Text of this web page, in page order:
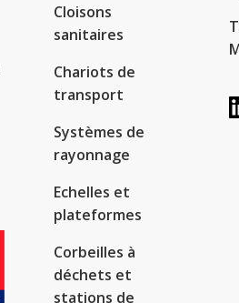
Cloisons
sanitaires
Chariots de
transport
Systèmes de
rayonnage
Echelles et
plateformes
Corbeilles à
déchets et
stations de